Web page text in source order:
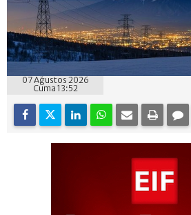
07 Ağustos 2026
Cuma 13:52